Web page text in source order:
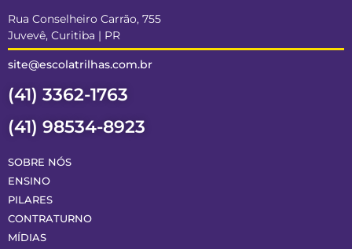
Rua Conselheiro Carrão, 755
Juvevê, Curitiba | PR
site@escolatrilhas.com.br
(41) 3362-1763
(41) 98534-8923
SOBRE NÓS
ENSINO
PILARES
CONTRATURNO
MÍDIAS